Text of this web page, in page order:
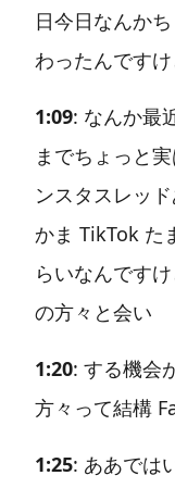
日今日なんか
わったんですけ
1:09: なんか最
までちょっと
ンスタスレッ
かま TikTok た
らいなんです
の方々と会い
1:20: する機会
方々って結構
1:25: ああでは